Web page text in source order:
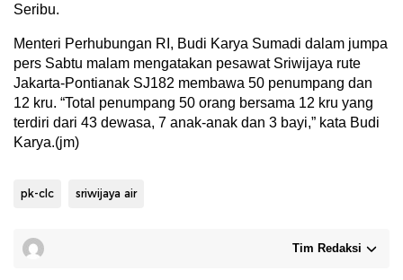
Seribu.
Menteri Perhubungan RI, Budi Karya Sumadi dalam jumpa
pers Sabtu malam mengatakan pesawat Sriwijaya rute
Jakarta-Pontianak SJ182 membawa 50 penumpang dan
12 kru. “Total penumpang 50 orang bersama 12 kru yang
terdiri dari 43 dewasa, 7 anak-anak dan 3 bayi,” kata Budi
Karya.(jm)
pk-clc sriwijaya air
Tim Redaksi